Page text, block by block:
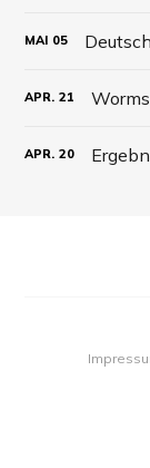
MAI 05
APR. 21
APR. 20